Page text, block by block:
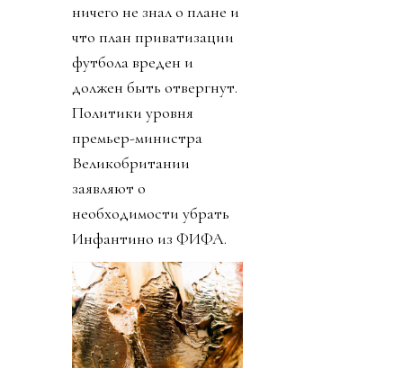
ничего не знал о плане и
что план приватизации
футбола вреден и
должен быть отвергнут.
Политики уровня
премьер-министра
Великобритании
заявляют о
необходимости убрать
Инфантино из ФИФА.